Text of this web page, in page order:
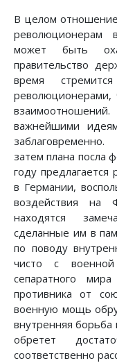
В целом отношение
революционерам
может быть
правительство
время
революционерами,
важнейшими
затем плана посла
году
в Германии,
воздействия
находятся
сделанные им в
по поводу
чисто с
сепаратного
противника от
военную мощь
внутренняя
обретет
соответственно